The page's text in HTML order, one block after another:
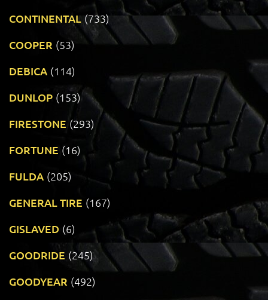
CONTINENTAL (733)
COOPER (53)
DEBICA (114)
DUNLOP (153)
FIRESTONE (293)
FORTUNE (16)
FULDA (205)
GENERAL TIRE (167)
GISLAVED (6)
GOODRIDE (245)
GOODYEAR (492)